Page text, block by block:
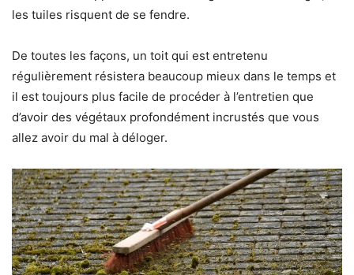
les tuiles risquent de se fendre.
De toutes les façons, un toit qui est entretenu
régulièrement résistera beaucoup mieux dans le temps et
il est toujours plus facile de procéder à l’entretien que
d’avoir des végétaux profondément incrustés que vous
allez avoir du mal à déloger.